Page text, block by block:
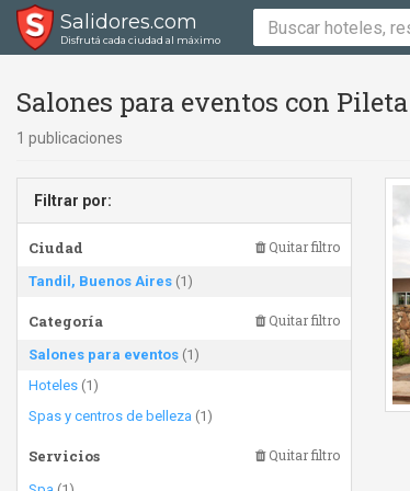
Salidores.com
Disfrutá cada ciudad al máximo
Salones para eventos con
1 publicaciones
Filtrar por:
Ciudad Quitar filtro
Tandil, Buenos Aires (1)
Categoría Quitar filtro
Salones para eventos (1)
Hoteles (1)
Spas y centros de belleza (1)
Servicios Quitar filtro